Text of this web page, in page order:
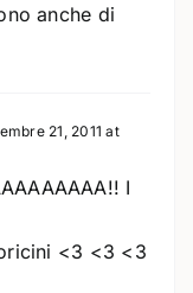
anche di
21, 2011 at
I
<3 <3 <3